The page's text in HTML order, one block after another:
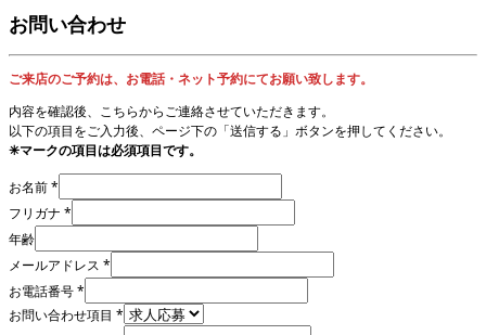
お問い合わせ
ご来店のご予約は、お電話・ネット予約にてお願い致します。
内容を確認後、こちらからご連絡させていただきます。
以下の項目をご入力後、ページ下の「送信する」ボタンを押してください。
✳︎マークの項目は必須項目です。
お名前*
フリガナ *
年齢
メールアドレス *
お電話番号*
お問い合わせ項目 *